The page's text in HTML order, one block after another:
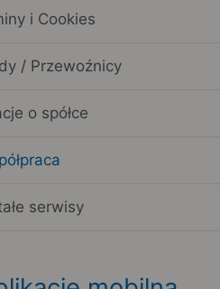
i Cookies
/ Przewoźnicy
o spółce
serwisy